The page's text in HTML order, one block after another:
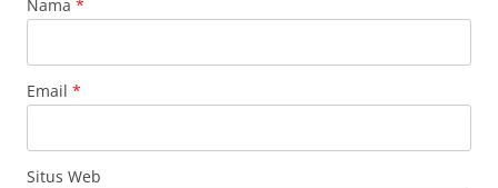
Nama *
Email *
Situs Web